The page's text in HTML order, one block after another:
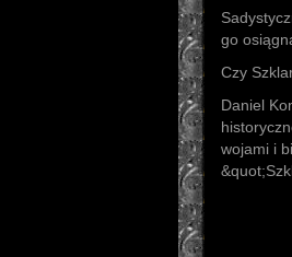
go
Czy
Daniel
wojami i